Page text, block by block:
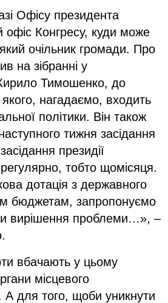
Офісу президента
офіс Конгресу, куди може
очільник громади. Про
на зібранні у
Тимошенко, до
якого, нагадаємо, входить
політики. Він також
тижня засідання
президії
тобто щомісяця.
дотація з державного
бюджетам, запропонуємо
вирішення проблеми…», –
вбачають у цьому
місцевого
для того, щоби уникнути